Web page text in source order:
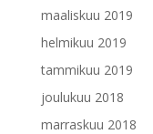
maaliskuu 2019
helmikuu 2019
tammikuu 2019
joulukuu 2018
marraskuu 2018